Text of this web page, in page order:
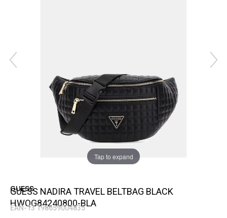
Tap to expand
GUESS
GUESS NADIRA TRAVEL BELTBAG BLACK
HWQG84240800-BLA
EAN-13 198659004835